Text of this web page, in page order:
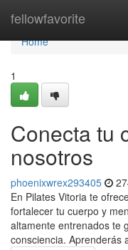
fellowfavorite
Home
Home
1
Conecta tu
nosotros
phoenixwrex293405
En Pilates Vitoria te
fortalecer tu cuerpo y
altamente entrenados te
consciencia. Aprenderás